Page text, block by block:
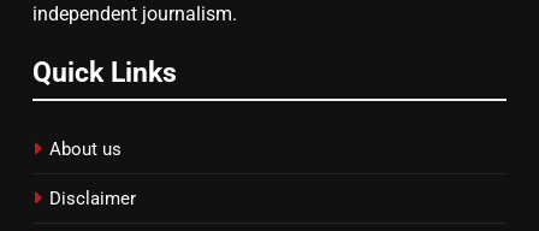
independent journalism.
Quick Links
About us
Disclaimer